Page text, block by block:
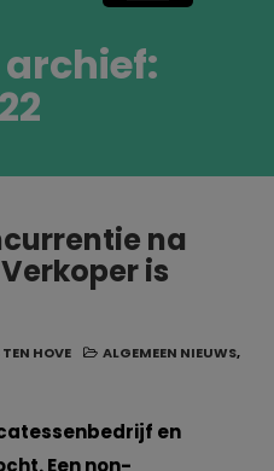
na
is
HOVE ALGEMEEN NIEUWS,
en
Een non-